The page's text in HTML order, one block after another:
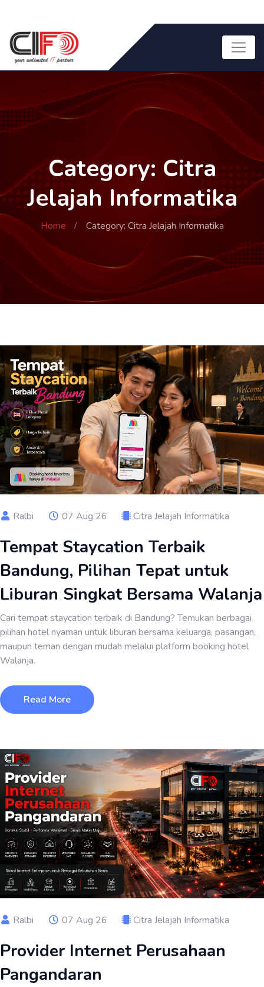
Category: Citra
Jelajah Informatika
Home Category: Citra Jelajah Informatika
Ralbi 07 Aug 26 Citra Jelajah Informatika
Tempat Staycation Terbaik
Bandung, Pilihan Tepat untuk
Liburan Singkat Bersama Walanja
Cari tempat staycation terbaik di Bandung? Temukan berbagai
pilihan hotel nyaman untuk liburan bersama keluarga, pasangan,
maupun teman dengan mudah melalui platform booking hotel
Walanja.
Read More
Ralbi 07 Aug 26 Citra Jelajah Informatika
Provider Internet Perusahaan
Pangandaran